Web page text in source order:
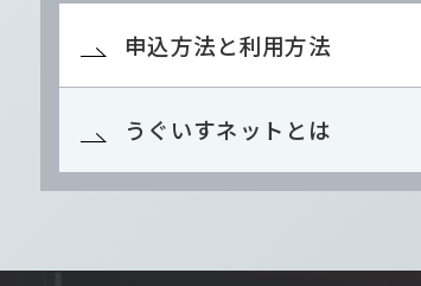
申込方法と利用方法
うぐいすネットとは